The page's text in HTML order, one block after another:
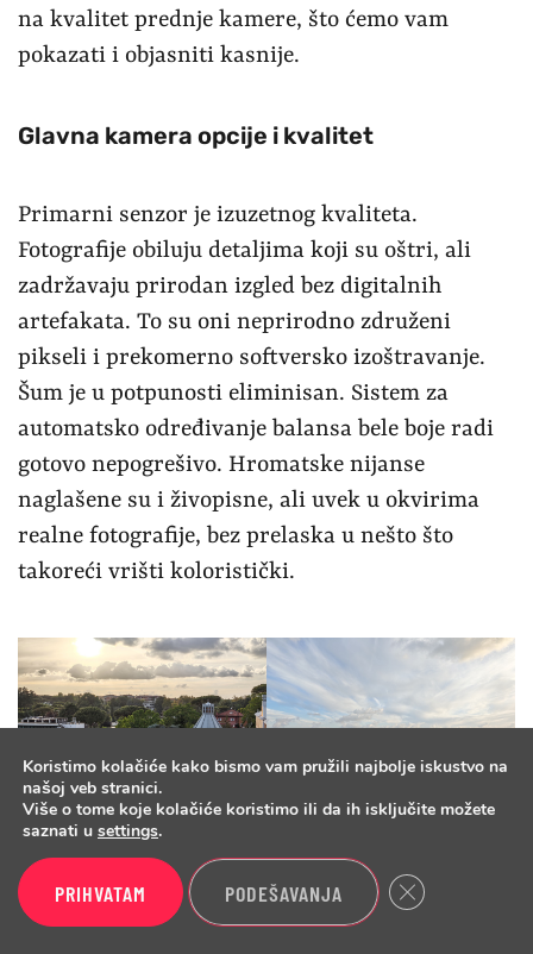
na kvalitet prednje kamere, što ćemo vam
pokazati i objasniti kasnije.
Glavna kamera opcije i kvalitet
Primarni senzor je izuzetnog kvaliteta.
Fotografije obiluju detaljima koji su oštri, ali
zadržavaju prirodan izgled bez digitalnih
artefakata. To su oni neprirodno združeni
pikseli i prekomerno softversko izoštravanje.
Šum je u potpunosti eliminisan. Sistem za
automatsko određivanje balansa bele boje radi
gotovo nepogrešivo. Hromatske nijanse
naglašene su i živopisne, ali uvek u okvirima
realne fotografije, bez prelaska u nešto što
takoreći vrišti koloristički.
Dinamički raspon je širok, a fotografisanje ljudi
takođe odličnih rezultata. Tonovi kože su
Koristimo kolačiće kako bismo vam pružili najbolje iskustvo na
našoj veb stranici.
Više o tome koje kolačiće koristimo ili da ih isključite možete
saznati u settings.
PRIHVATAM PODEŠAVANJA Close GDPR